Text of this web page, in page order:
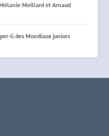
Mélanie Meillard et Arnaud
G des Mondiaux juniors